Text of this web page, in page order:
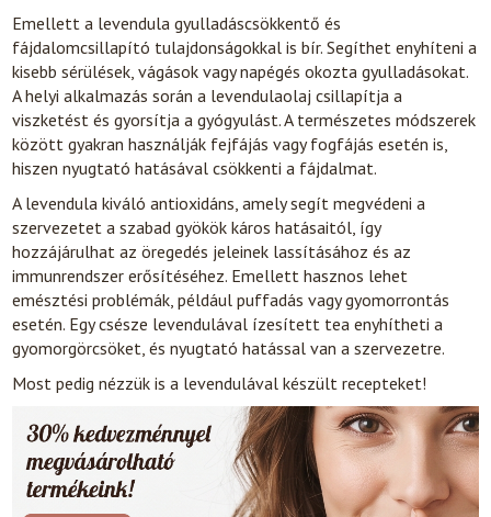
Emellett a levendula gyulladáscsökkentő és
fájdalomcsillapító tulajdonságokkal is bír. Segíthet enyhíteni a
kisebb sérülések, vágások vagy napégés okozta gyulladásokat.
A helyi alkalmazás során a levendulaolaj csillapítja a
viszketést és gyorsítja a gyógyulást. A természetes módszerek
között gyakran használják fejfájás vagy fogfájás esetén is,
hiszen nyugtató hatásával csökkenti a fájdalmat.
A levendula kiváló antioxidáns, amely segít megvédeni a
szervezetet a szabad gyökök káros hatásaitól, így
hozzájárulhat az öregedés jeleinek lassításához és az
immunrendszer erősítéséhez. Emellett hasznos lehet
emésztési problémák, például puffadás vagy gyomorrontás
esetén. Egy csésze levendulával ízesített tea enyhítheti a
gyomorgörcsöket, és nyugtató hatással van a szervezetre.
Most pedig nézzük is a levendulával készült recepteket!